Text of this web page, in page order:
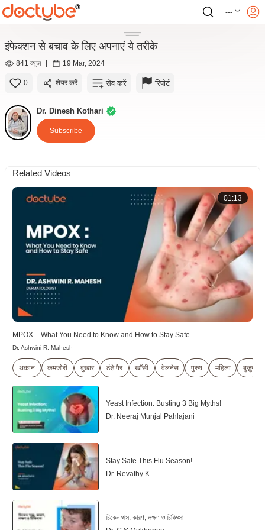
---
इंफेक्शन से बचाव के लिए अपनाएं ये तरीके
841 व्यूज़ | 19 Mar, 2024
0 शेयर करें सेव करें रिपोर्ट
Dr. Dinesh Kothari
Subscribe
Related Videos
01:13
MPOX – What You Need to Know and How to Stay Safe
Dr. Ashwini R. Mahesh
थकान कमजोरी बुखार ठंडे पैर खाँसी वेलनेस पुरुष महिला बुज़ुर्ग
Yeast Infection: Busting 3 Big Myths!
Dr. Neeraj Munjal Pahlajani
Stay Safe This Flu Season!
Dr. Revathy K
চিকেন পক্স: কারণ, লক্ষণ ও চিকিৎসা